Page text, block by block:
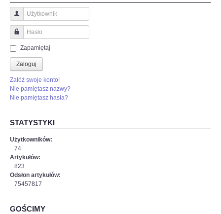
Użytkownik
Hasło
Zapamiętaj
Zaloguj
Załóż swoje konto!
Nie pamiętasz nazwy?
Nie pamiętasz hasła?
STATYSTYKI
Użytkowników:
74
Artykułów:
823
Odsłon artykułów:
75457817
GOŚCIMY